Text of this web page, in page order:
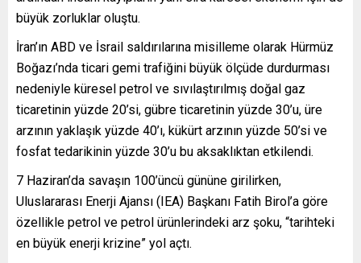
büyük zorluklar oluştu.
İran’ın ABD ve İsrail saldırılarına misilleme olarak Hürmüz
Boğazı’nda ticari gemi trafiğini büyük ölçüde durdurması
nedeniyle küresel petrol ve sıvılaştırılmış doğal gaz
ticaretinin yüzde 20’si, gübre ticaretinin yüzde 30’u, üre
arzının yaklaşık yüzde 40’ı, kükürt arzının yüzde 50’si ve
fosfat tedarikinin yüzde 30’u bu aksaklıktan etkilendi.
7 Haziran’da savaşın 100’üncü gününe girilirken,
Uluslararası Enerji Ajansı (IEA) Başkanı Fatih Birol’a göre
özellikle petrol ve petrol ürünlerindeki arz şoku, “tarihteki
en büyük enerji krizine” yol açtı.